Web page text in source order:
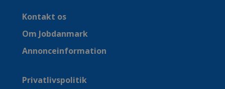
Kontakt os
Om Jobdanmark
Annonceinformation
Privatlivspolitik